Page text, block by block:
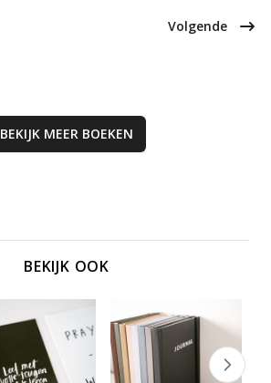
Volgende
BEKIJK MEER BOEKEN
BEKIJK OOK